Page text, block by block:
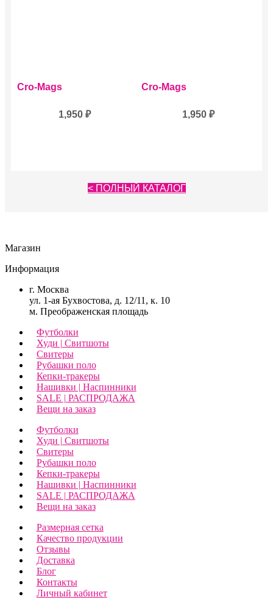
Cro-Mags
1,950 ₽
Cro-Mags
1,950₽
< ПОЛНЫЙ КАТАЛОГ
Магазин
Информация
г. Москва
ул. 1-ая Бухвостова, д. 12/11, к. 10
м. Преображенская площадь
Футболки
Худи | Свитшоты
Свитеры
Рубашки поло
Кепки-тракеры
Нашивки | Наспинники
SALE | РАСПРОДАЖА
Вещи на заказ
Футболки
Худи | Свитшоты
Свитеры
Рубашки поло
Кепки-тракеры
Нашивки | Наспинники
SALE | РАСПРОДАЖА
Вещи на заказ
Размерная сетка
Качество продукции
Отзывы
Доставка
Блог
Контакты
Личный кабинет